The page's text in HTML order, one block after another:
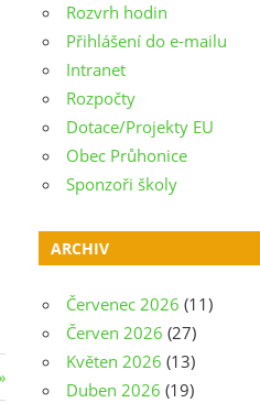
Rozvrh hodin
Přihlášení do e-mailu
Intranet
Rozpočty
Dotace/Projekty EU
Obec Průhonice
Sponzoři školy
ARCHIV
Červenec 2026 (11)
Červen 2026 (27)
Květen 2026 (13)
Duben 2026 (19)